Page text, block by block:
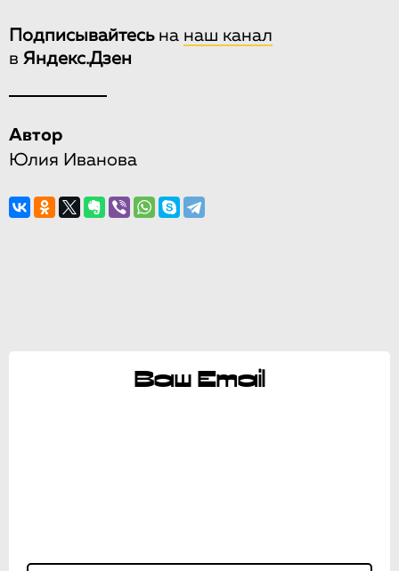
Подписывайтесьна наш канал
в Яндекс.Дзен
Автор
Юлия Иванова
Ваш Email